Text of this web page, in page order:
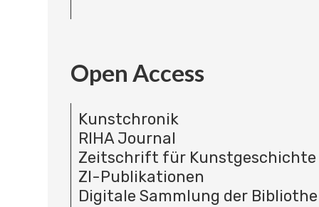
Open Access
Kunstchronik
RIHA Journal
Zeitschrift für Kunstgeschichte
ZI-Publikationen
Digitale Sammlung der